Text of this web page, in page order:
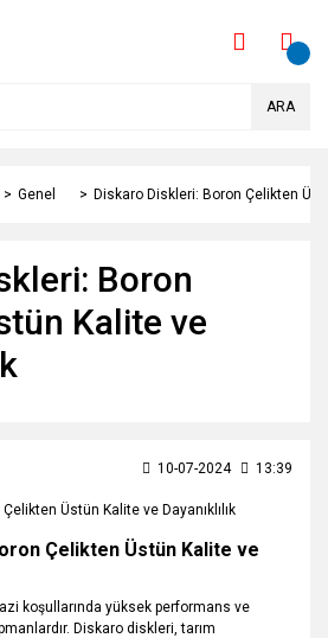
ARA
Genel Diskaro Diskleri: Boron Çelikten
Boron
Kalite ve
10-07-2024 13:39
Çelikten Üstün Kalite ve
koşullarında yüksek performans ve
Diskaro diskleri, tarım